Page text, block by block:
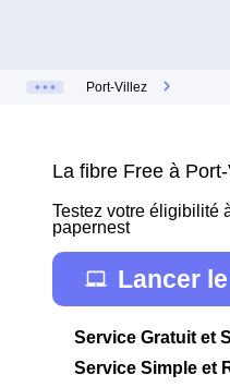
Port-Villez
La fibre Free à
Testez votre éligibilité
papernest
Lancer
Service Gratuit et
Service Simple et